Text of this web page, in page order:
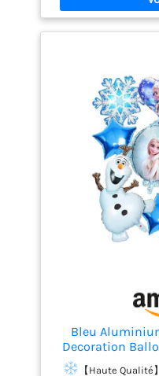
d'anniversaire de
haute qualité】
de l'environnement,
【Design unique
décoratifs pour la
éléments sur le
animés et un
Laissez les enfants
ensemble avec
d'anniversaire pour
Vous pouvez
ballons au plafond
les fenêtres pour
ajouteront plus
mariages,
Bleu
Decoration
Neige Fête
【Haute